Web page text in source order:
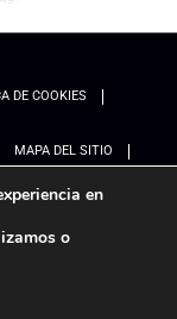
DE COOKIES
MAPA DEL SITIO
en
o